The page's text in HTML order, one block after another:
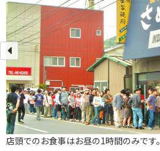
店頭でのお食事はお昼の1時間のみです。